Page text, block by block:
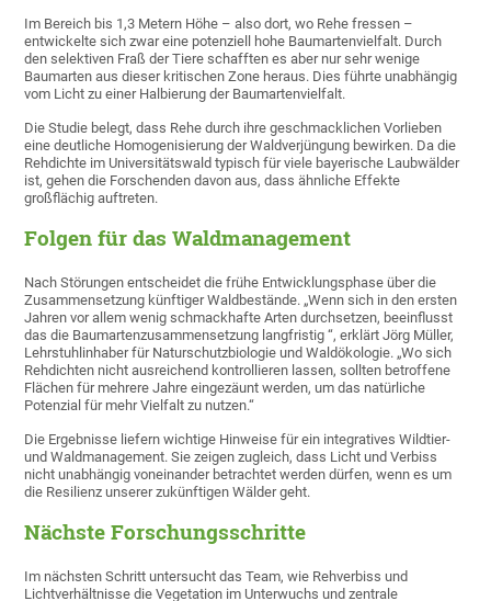
Im Bereich bis 1,3 Metern Höhe – also dort, wo Rehe fressen –
entwickelte sich zwar eine potenziell hohe Baumartenvielfalt. Durch
den selektiven Fraß der Tiere schafften es aber nur sehr wenige
Baumarten aus dieser kritischen Zone heraus. Dies führte unabhängig
vom Licht zu einer Halbierung der Baumartenvielfalt.
Die Studie belegt, dass Rehe durch ihre geschmacklichen Vorlieben
eine deutliche Homogenisierung der Waldverjüngung bewirken. Da die
Rehdichte im Universitätswald typisch für viele bayerische Laubwälder
ist, gehen die Forschenden davon aus, dass ähnliche Effekte
großflächig auftreten.
Folgen für das Waldmanagement
Nach Störungen entscheidet die frühe Entwicklungsphase über die
Zusammensetzung künftiger Waldbestände. „Wenn sich in den ersten
Jahren vor allem wenig schmackhafte Arten durchsetzen, beeinflusst
das die Baumartenzusammensetzung langfristig “, erklärt Jörg Müller,
Lehrstuhlinhaber für Naturschutzbiologie und Waldökologie. „Wo sich
Rehdichten nicht ausreichend kontrollieren lassen, sollten betroffene
Flächen für mehrere Jahre eingezäunt werden, um das natürliche
Potenzial für mehr Vielfalt zu nutzen.“
Die Ergebnisse liefern wichtige Hinweise für ein integratives Wildtier-
und Waldmanagement. Sie zeigen zugleich, dass Licht und Verbiss
nicht unabhängig voneinander betrachtet werden dürfen, wenn es um
die Resilienz unserer zukünftigen Wälder geht.
Nächste Forschungsschritte
Im nächsten Schritt untersucht das Team, wie Rehverbiss und
Lichtverhältnisse die Vegetation im Unterwuchs und zentrale